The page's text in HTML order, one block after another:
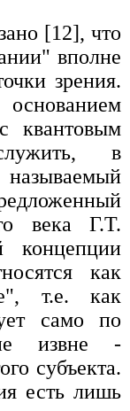
[12], что
вполне
зрения.
квантовым
в
века Г.Т.
концепции
как
т.е. как
само по
извне -
субъекта.
есть лишь